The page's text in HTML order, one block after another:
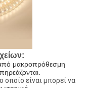
μακροπρόθεσμη
οποίο είναι μπορεί να